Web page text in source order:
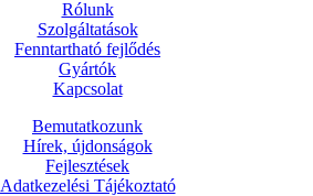
Rólunk
Szolgáltatások
Fenntartható fejlődés
Gyártók
Kapcsolat
Bemutatkozunk
Hírek, újdonságok
Fejlesztések
Adatkezelési Tájékoztató